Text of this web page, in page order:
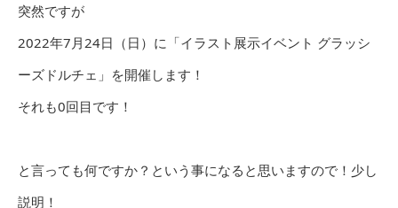
突然ですが
2022年7月24日（日）に「イラスト展示イベント グラッシ
ーズドルチェ」を開催します！
それも0回目です！
と言っても何ですか？という事になると思いますので！少し
説明！